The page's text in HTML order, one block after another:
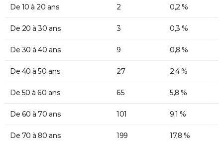
De 10 à 20 ans 2 0,2 %
De 20 à 30 ans 3 0,3 %
De 30 à 40 ans 9 0,8 %
De 40 à 50 ans 27 2,4 %
De 50 à 60 ans 65 5,8 %
De 60 à 70 ans 101 9,1 %
De 70 à 80 ans 199 17,8 %